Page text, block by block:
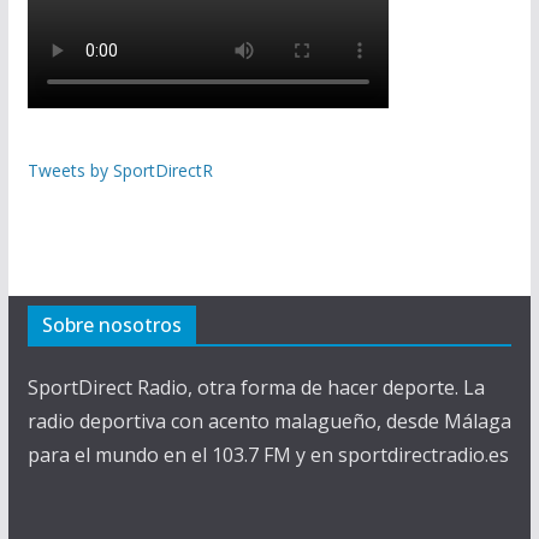
Tweets by SportDirectR
Sobre nosotros
SportDirect Radio, otra forma de hacer deporte. La
radio deportiva con acento malagueño, desde Málaga
para el mundo en el 103.7 FM y en sportdirectradio.es